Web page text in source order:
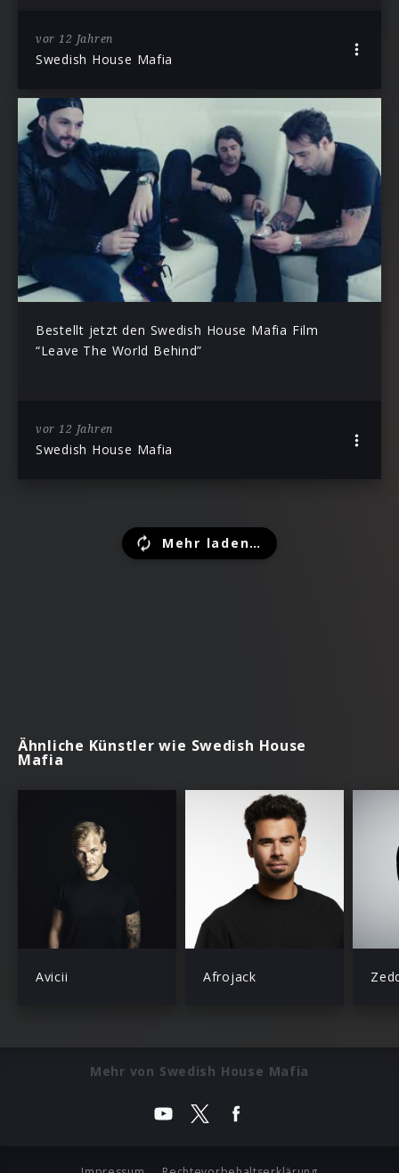
vor 12 Jahren
Swedish House Mafia
Bestellt jetzt den Swedish House Mafia Film
“Leave The World Behind”
vor 12 Jahren
Swedish House Mafia
Mehr laden…
Ähnliche Künstler wie Swedish House
Mafia
Avicii Afrojack
Mehr von Swedish House Mafia